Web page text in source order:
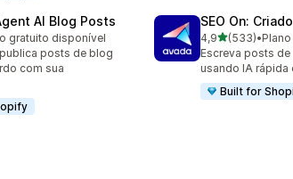
AI Blog Posts
todo
gratuito disponível
posts de blog
com sua
SEO On:
4,9de 5 estrelas
(533)
533 avaliações
•
Escreva posts de
usando IA rápida
Built for